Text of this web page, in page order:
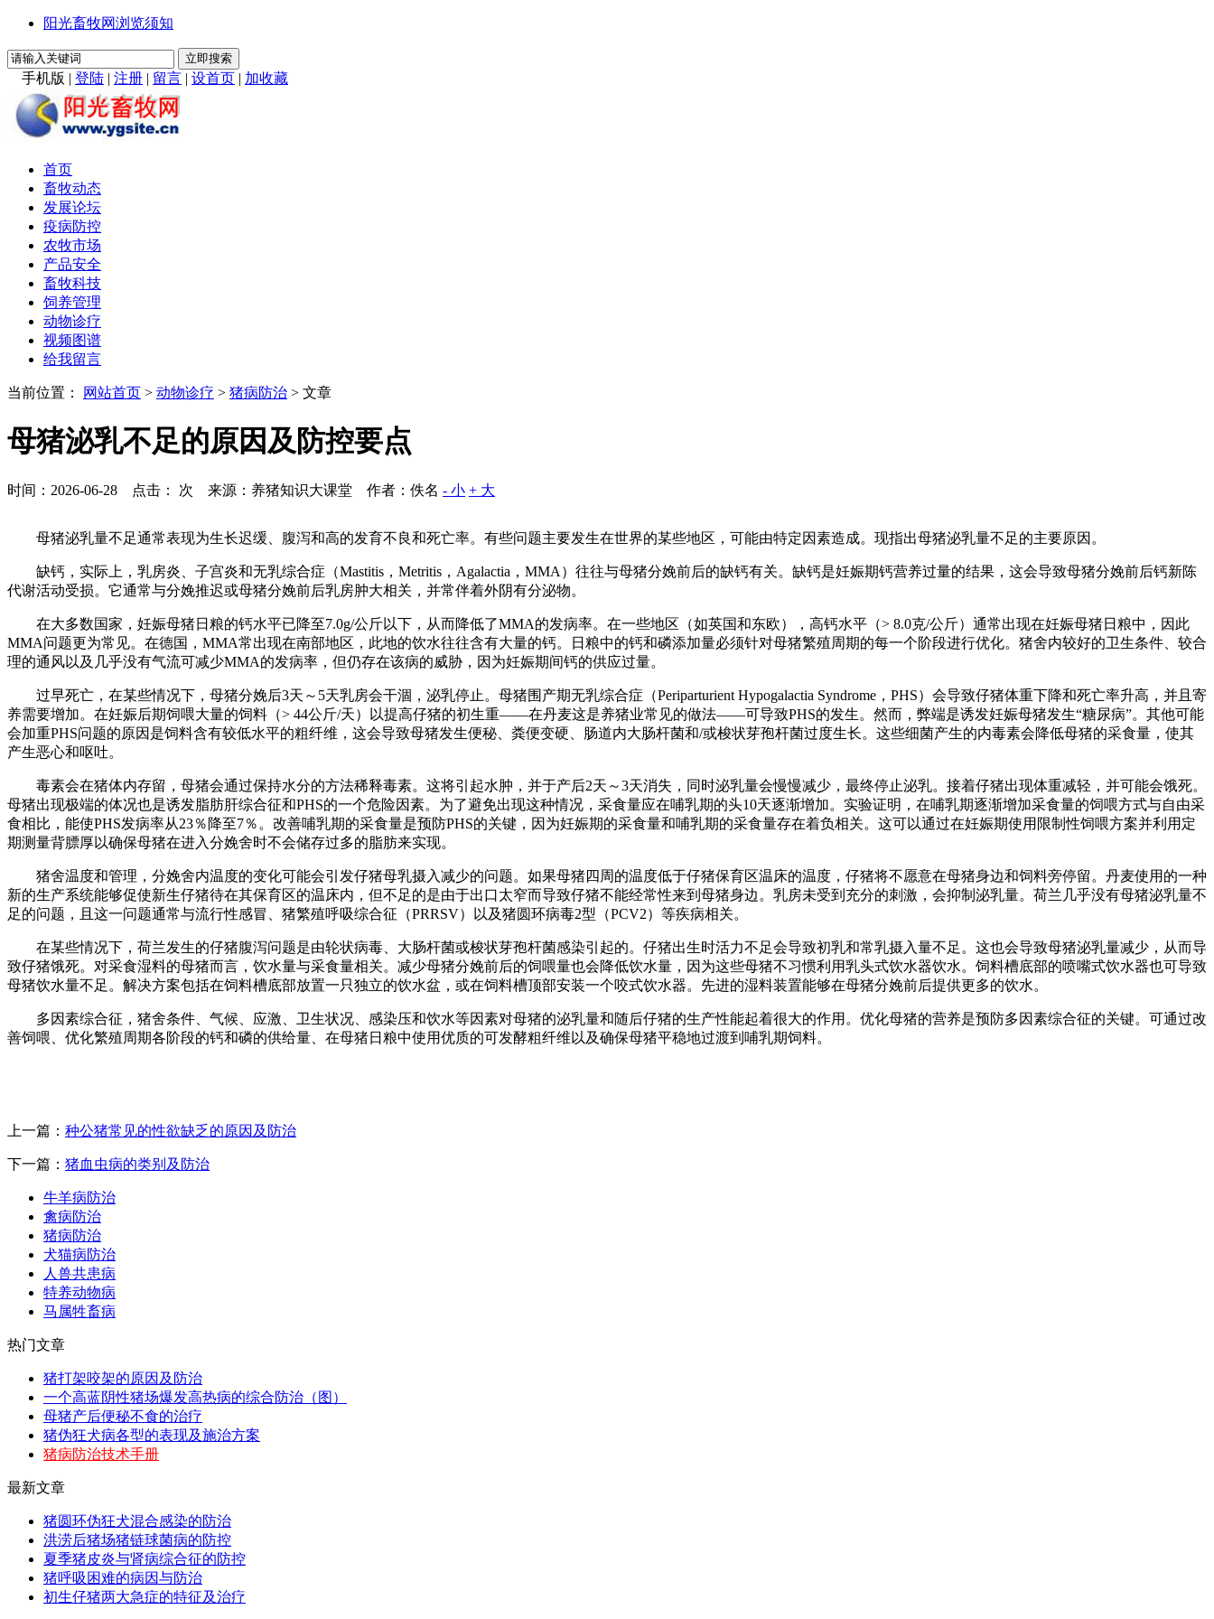
阳光畜牧网浏览须知
手机版 | 登陆 | 注册 | 留言 | 设首页 | 加收藏
首页
畜牧动态
发展论坛
疫病防控
农牧市场
产品安全
畜牧科技
饲养管理
动物诊疗
视频图谱
给我留言
当前位置： 网站首页 > 动物诊疗 > 猪病防治 > 文章
母猪泌乳不足的原因及防控要点
时间：2026-06-28 点击： 次 来源：养猪知识大课堂 作者：佚名 - 小 + 大
母猪泌乳量不足通常表现为生长迟缓、腹泻和高的发育不良和死亡率。有些问题主要发生在世界的某些地区，可能由特定因素造成。现指出母猪泌乳量不足的主要原因。
缺钙，实际上，乳房炎、子宫炎和无乳综合症（Mastitis，Metritis，Agalactia，MMA）往往与母猪分娩前后的缺钙有关。缺钙是妊娠期钙营养过量的结果，这会导致母猪分娩前后钙新陈
代谢活动受损。它通常与分娩推迟或母猪分娩前后乳房肿大相关，并常伴着外阴有分泌物。
在大多数国家，妊娠母猪日粮的钙水平已降至7.0g/公斤以下，从而降低了MMA的发病率。在一些地区（如英国和东欧），高钙水平（> 8.0克/公斤）通常出现在妊娠母猪日粮中，因此
MMA问题更为常见。在德国，MMA常出现在南部地区，此地的饮水往往含有大量的钙。日粮中的钙和磷添加量必须针对母猪繁殖周期的每一个阶段进行优化。猪舍内较好的卫生条件、较合
理的通风以及几乎没有气流可减少MMA的发病率，但仍存在该病的威胁，因为妊娠期间钙的供应过量。
过早死亡，在某些情况下，母猪分娩后3天～5天乳房会干涸，泌乳停止。母猪围产期无乳综合症（Periparturient Hypogalactia Syndrome，PHS）会导致仔猪体重下降和死亡率升高，并且寄
养需要增加。在妊娠后期饲喂大量的饲料（> 44公斤/天）以提高仔猪的初生重——在丹麦这是养猪业常见的做法——可导致PHS的发生。然而，弊端是诱发妊娠母猪发生“糖尿病”。其他可能
会加重PHS问题的原因是饲料含有较低水平的粗纤维，这会导致母猪发生便秘、粪便变硬、肠道内大肠杆菌和/或梭状芽孢杆菌过度生长。这些细菌产生的内毒素会降低母猪的采食量，使其
产生恶心和呕吐。
毒素会在猪体内存留，母猪会通过保持水分的方法稀释毒素。这将引起水肿，并于产后2天～3天消失，同时泌乳量会慢慢减少，最终停止泌乳。接着仔猪出现体重减轻，并可能会饿死。
母猪出现极端的体况也是诱发脂肪肝综合征和PHS的一个危险因素。为了避免出现这种情况，采食量应在哺乳期的头10天逐渐增加。实验证明，在哺乳期逐渐增加采食量的饲喂方式与自由采
食相比，能使PHS发病率从23％降至7％。改善哺乳期的采食量是预防PHS的关键，因为妊娠期的采食量和哺乳期的采食量存在着负相关。这可以通过在妊娠期使用限制性饲喂方案并利用定
期测量背膘厚以确保母猪在进入分娩舍时不会储存过多的脂肪来实现。
猪舍温度和管理，分娩舍内温度的变化可能会引发仔猪母乳摄入减少的问题。如果母猪四周的温度低于仔猪保育区温床的温度，仔猪将不愿意在母猪身边和饲料旁停留。丹麦使用的一种
新的生产系统能够促使新生仔猪待在其保育区的温床内，但不足的是由于出口太窄而导致仔猪不能经常性来到母猪身边。乳房未受到充分的刺激，会抑制泌乳量。荷兰几乎没有母猪泌乳量不
足的问题，且这一问题通常与流行性感冒、猪繁殖呼吸综合征（PRRSV）以及猪圆环病毒2型（PCV2）等疾病相关。
在某些情况下，荷兰发生的仔猪腹泻问题是由轮状病毒、大肠杆菌或梭状芽孢杆菌感染引起的。仔猪出生时活力不足会导致初乳和常乳摄入量不足。这也会导致母猪泌乳量减少，从而导
致仔猪饿死。对采食湿料的母猪而言，饮水量与采食量相关。减少母猪分娩前后的饲喂量也会降低饮水量，因为这些母猪不习惯利用乳头式饮水器饮水。饲料槽底部的喷嘴式饮水器也可导致
母猪饮水量不足。解决方案包括在饲料槽底部放置一只独立的饮水盆，或在饲料槽顶部安装一个咬式饮水器。先进的湿料装置能够在母猪分娩前后提供更多的饮水。
多因素综合征，猪舍条件、气候、应激、卫生状况、感染压和饮水等因素对母猪的泌乳量和随后仔猪的生产性能起着很大的作用。优化母猪的营养是预防多因素综合征的关键。可通过改
善饲喂、优化繁殖周期各阶段的钙和磷的供给量、在母猪日粮中使用优质的可发酵粗纤维以及确保母猪平稳地过渡到哺乳期饲料。
上一篇： 种公猪常见的性欲缺乏的原因及防治
下一篇： 猪血虫病的类别及防治
牛羊病防治
禽病防治
猪病防治
犬猫病防治
人兽共患病
特养动物病
马属牲畜病
热门文章
猪打架咬架的原因及防治
一个高蓝阴性猪场爆发高热病的综合防治（图）
母猪产后便秘不食的治疗
猪伪狂犬病各型的表现及施治方案
猪病防治技术手册
最新文章
猪圆环伪狂犬混合感染的防治
洪涝后猪场猪链球菌病的防控
夏季猪皮炎与肾病综合征的防控
猪呼吸困难的病因与防治
初生仔猪两大急症的特征及治疗